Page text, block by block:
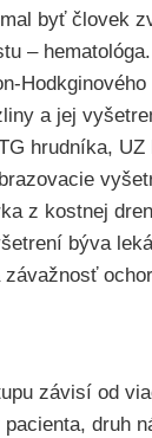
byť človek
–
Hodkginového
a jej
hrudníka, UZ
z kostnej
býva
závisí od
druh